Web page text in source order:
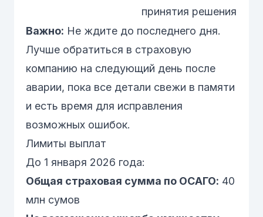
принятия решения
Важно: Не ждите до последнего дня.
Лучше обратиться в страховую
компанию на следующий день после
аварии, пока все детали свежи в памяти
и есть время для исправления
возможных ошибок.
Лимиты выплат
До 1 января 2026 года:
Общая страховая сумма по ОСАГО: 40
млн сумов